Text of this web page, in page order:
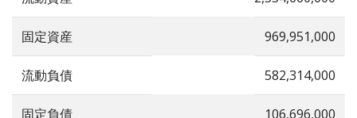
固定資産 969,951,000
流動負債 582,314,000
固定負債 106,696,000